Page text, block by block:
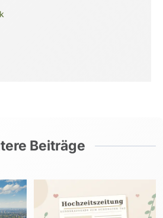
Beiträge